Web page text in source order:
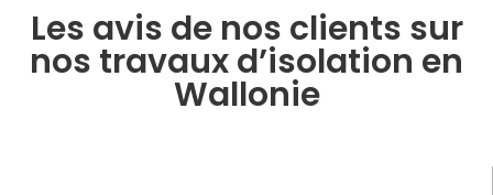
Les avis de nos clients sur
nos travaux d’isolation en
Wallonie